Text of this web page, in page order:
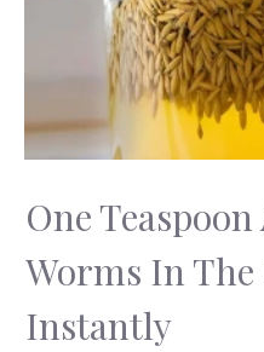
One
Worms In The
Instantly